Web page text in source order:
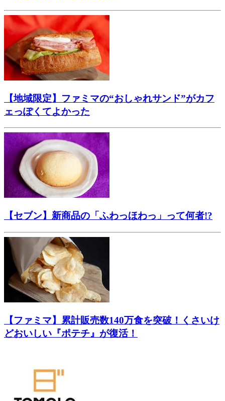
【地域限定】ファミマの“おしゃれサンド”がカフ
ェっぽくてよかった
【セブン】新商品の「ふわっほわっ」って何者!?
【ファミマ】累計販売数140万食を突破！くさいけ
どおいしい『ポテチ』が復活！